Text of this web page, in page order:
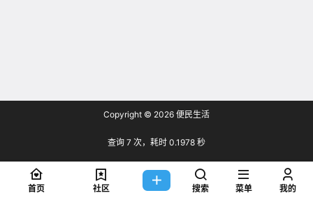
Copyright © 2026 便民生活
查询 7 次，耗时 0.1978 秒
首页 社区 搜索 菜单 我的